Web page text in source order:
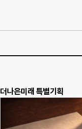
더나은미래 특별기획